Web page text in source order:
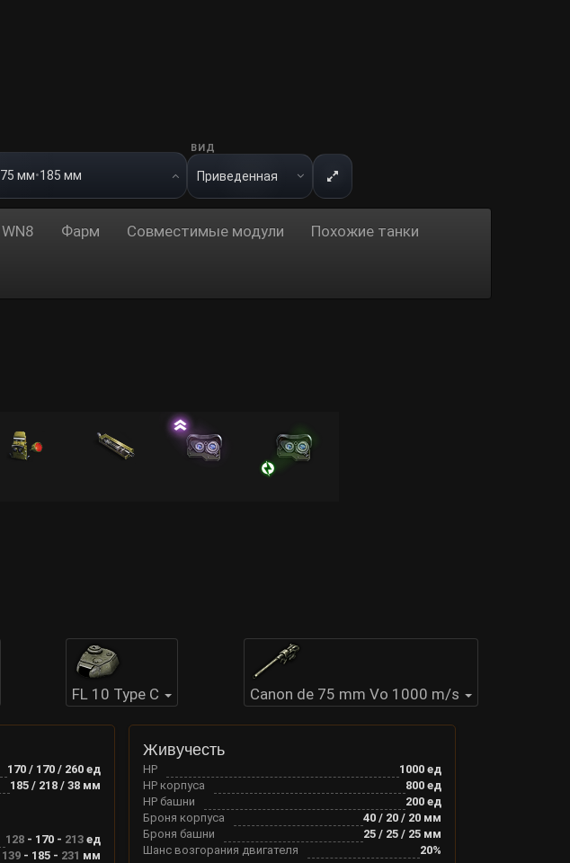
75 мм•185 мм
ВИД
WN8 Фарм Совместимые модули Похожие танки
FL 10 Type C Canon de 75 mm Vo 1000 m/s
170 / 170 / 260ед
185 / 218 / 38 мм
128 - 170 - 213 ед
139 - 185 - 231 мм
Живучесть
HP 1000 ед
HP корпуса
800 ед
HP башни
200 ед
Броня корпуса
40 / 20 / 20 мм
Броня башни
25/ 25/ 25 мм
Шанс возгорания двигателя
20%